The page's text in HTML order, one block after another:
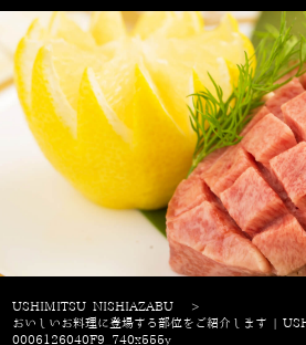
USHIMITSU NISHIAZABU
>
おいしいお料理に登場する部位をご紹介します |
0006126040F9_740x555y